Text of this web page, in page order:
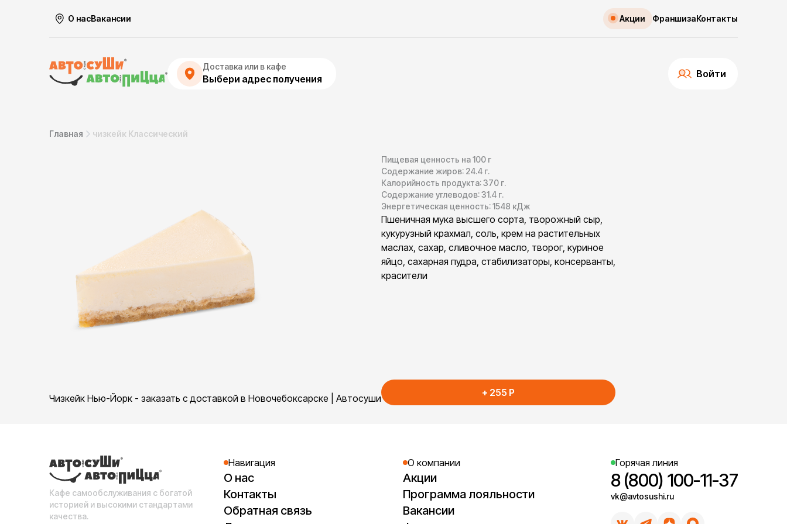
О насВакансии Акции ФраншизаКонтакты
Доставка или в кафе
Выбери адрес получения Войти
Главная чизкейк Классический
Чизкейк Нью-Йорк - заказать с доставкой в Новочебоксарске | Автосуши
Пищевая ценность на 100 г
Содержание жиров: 24.4 г.
Калорийность продукта:370 г.
Содержание углеводов:31.4 г.
Энергетическая ценность:1548 кДж
Пшеничная мука высшего сорта, творожный сыр,
кукурузный крахмал, соль, крем на растительных
маслах, сахар, сливочное масло, творог, куриное
яйцо, сахарная пудра, стабилизаторы, консерванты,
красители
+ 255 P
Кафе самообслуживания с богатой
историей и высокими стандартами
качества.
Навигация
О нас
Контакты
Обратная связь
О компании
Акции
Программа лояльности
Вакансии
Горячая линия
8 (800) 100-11-37
vk@avtosushi.ru